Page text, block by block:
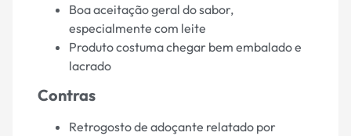
Boa aceitação geral do sabor,
especialmente com leite
Produto costuma chegar bem embalado e
lacrado
Contras
Retrogosto de adoçante relatado por